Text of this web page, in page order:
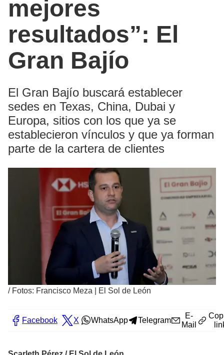
mejores
resultados”: El
Gran Bajío
El Gran Bajío buscará establecer
sedes en Texas, China, Dubai y
Europa, sitios con los que ya se
establecieron vínculos y que ya forman
parte de la cartera de clientes
/ Fotos: Francisco Meza | El Sol de León
Facebook X WhatsApp Telegram
E-
Mail